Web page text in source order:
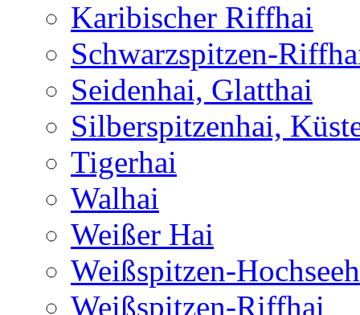
Karibischer Riffhai
Schwarzspitzen-
Seidenhai, Glatthai
Silberspitzenhai,
Tigerhai
Walhai
Weißer Hai
Weißspitzen-
Weißspitzen-Riffhai